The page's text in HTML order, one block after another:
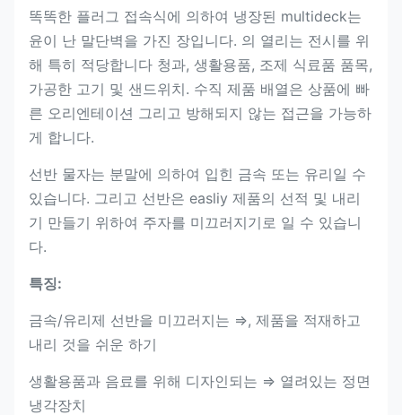
똑똑한 플러그 접속식에 의하여 냉장된 multideck는
윤이 난 말단벽을 가진 장입니다. 의 열리는 전시를 위
해 특히 적당합니다 청과, 생활용품, 조제 식료품 품목,
가공한 고기 및 샌드위치. 수직 제품 배열은 상품에 빠
른 오리엔테이션 그리고 방해되지 않는 접근을 가능하
게 합니다.
선반 물자는 분말에 의하여 입힌 금속 또는 유리일 수
있습니다. 그리고 선반은 easliy 제품의 선적 및 내리
기 만들기 위하여 주자를 미끄러지기로 일 수 있습니
다.
특징:
금속/유리제 선반을 미끄러지는 ⇒, 제품을 적재하고
내리 것을 쉬운 하기
생활용품과 음료를 위해 디자인되는 ⇒ 열려있는 정면
냉각장치